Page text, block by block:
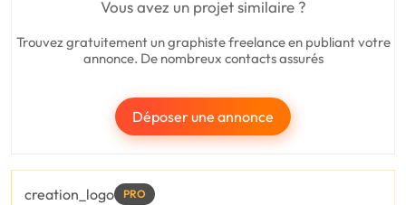
Vous avez un projet similaire ?
Trouvez gratuitement un graphiste freelance en publiant votre
annonce. De nombreux contacts assurés
Déposer une annonce
creation_logo PRO